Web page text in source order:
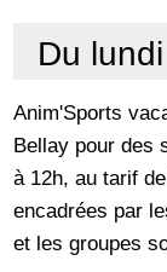
Du
Anim'Sports
Bellay pour des
à 12h, au tarif
encadrées par
et les groupes